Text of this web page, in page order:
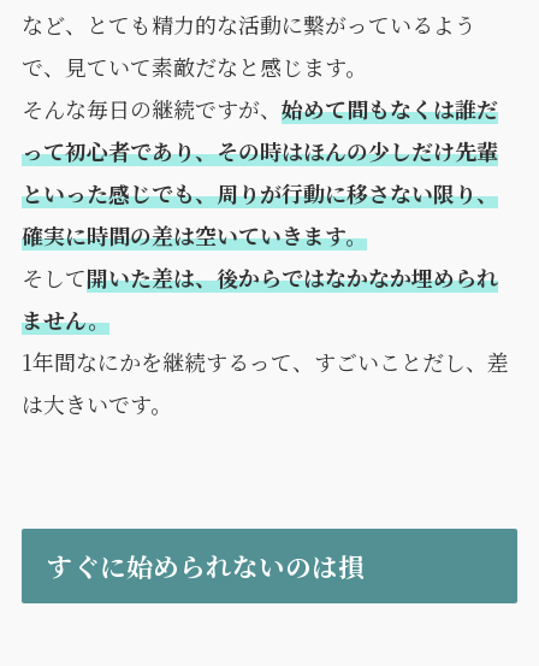
など、とても精力的な活動に繋がっているよう
で、見ていて素敵だなと感じます。
そんな毎日の継続ですが、 始めて間もなくは誰だ
って初心者であり、その時はほんの少しだけ先輩
といった感じでも、周りが行動に移さない限り、
確実に時間の差は空いていきます。
そして開いた差は、後からではなかなか埋められ
ません。
1年間なにかを継続するって、すごいことだし、差
は大きいです。
すぐに始められないのは損